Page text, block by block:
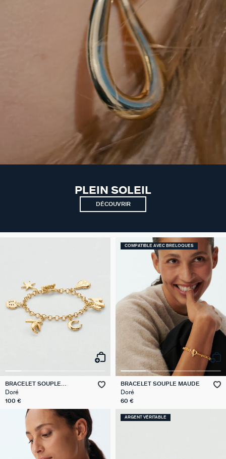
PLEIN SOLEIL
DÉCOUVRIR
BRACELET SOUPLE
BRELOQUES PANGEA
Doré
100 €
COMPATIBLE AVEC BRELOQUES
BRACELET SOUPLE MAUDE
Doré
60 €
ARGENT VÉRITABLE